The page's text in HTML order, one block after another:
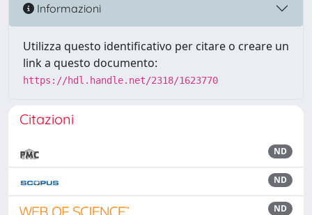
Informazioni
Utilizza questo identificativo per citare o creare un
link a questo documento:
https://hdl.handle.net/2318/1623770
Citazioni
ND
ND
ND